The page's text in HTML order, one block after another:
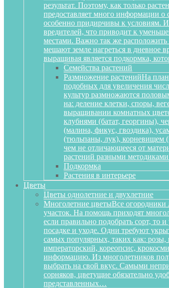
результат. Поэтому, как только
предоставляет много информации
особенно придирчивы к условиям.
вредителей, что приводит к
местами. Важно так же расположить
мешают земле нагреться в дневное
выращивая является подкормка,
Семейства растений
Размножение растенийНа
подобных для увеличения
культур размножаются
на: деление клетки, споры,
выращивании комнатных
клубнями (батат, георгины),
(малина, фикус, гвоздика),
(тюльпаны, лук), корневищем
чем не отличающееся от
растений разными
Подкормка
Растения в интерьере
Цветы
Цветы однолетние и двухлетние
Многолетние цветыВсе огородники
участок. На помощь приходят
если правильно подобрать сорт, то
посадке и уходе. Одни требуют
самых популярных, таких как:
императорский, кореопсис,
информацию. Из многолетников
выбрать на свой вкус. Самыми
сорняков, цветущие обязательно
представленных…